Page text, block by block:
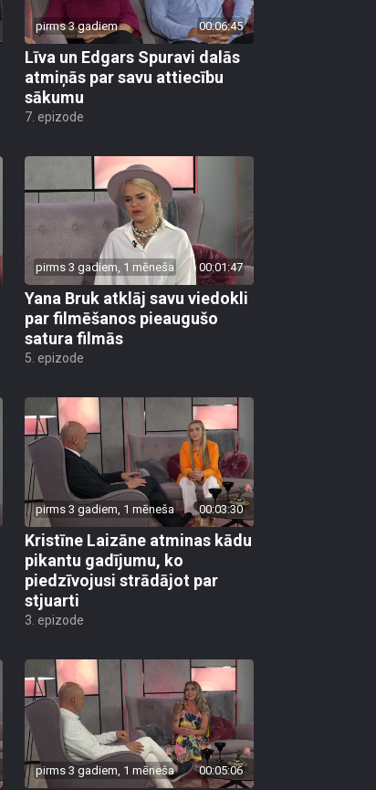
pirms 3 gadiem 00:06:45
Līva un Edgars Spuravi dalās
atmiņās par savu attiecību
sākumu
7. epizode
pirms 3 gadiem, 1 mēneša 00:01:47
Yana Bruk atklāj savu viedokli
par filmēšanos pieaugušo
satura filmās
5. epizode
pirms 3 gadiem, 1 mēneša 00:03:30
Kristīne Laizāne atminas kādu
pikantu gadījumu, ko
piedzīvojusi strādājot par
stjuarti
3. epizode
pirms 3 gadiem, 1 mēneša 00:05:06